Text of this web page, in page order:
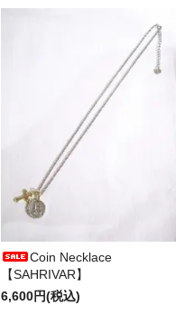
Coin Necklace
【SAHRIVAR】
6,600円(税込)